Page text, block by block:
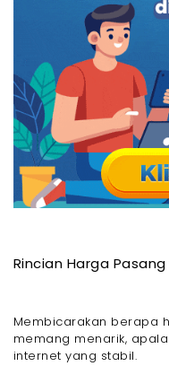
Rincian Harga Pasang
Membicarakan berapa
memang menarik,
internet yang stabil.